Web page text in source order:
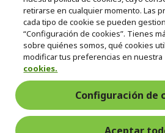
España
retirarse en cualquier momento. Las
cada tipo de cookie se pueden
“Configuración de cookies”. Tienes
sobre quiénes somos, qué cookies
modificar tus preferencias en nuestra
cookies.
Configuración de